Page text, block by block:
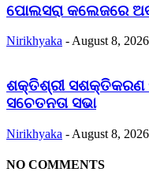
ପୋଲସରା କଲେଜରେ
Nirikhyaka - August 8, 2026
ଶକ୍ତିଶ୍ରୀ
ସଚେତନତା ସଭା
Nirikhyaka - August 8, 2026
NO COMMENTS